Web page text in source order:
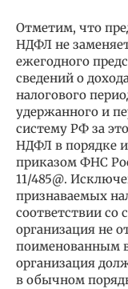
Отметим, что
НДФЛ не
ежегодного
сведений о
налогового
удержанного и
систему РФ за
НДФЛ в порядке
приказом ФНС
11/485@.
признаваемых
соответствии со
организация не
поименованным
организация
в обычном